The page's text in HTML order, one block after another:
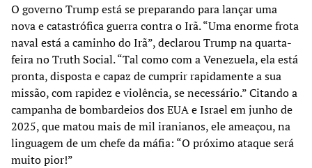
O governo Trump está se preparando para lançar uma
nova e catastrófica guerra contra o Irã. “Uma enorme frota
naval está a caminho do Irã”, declarou Trump na quarta-
feira no Truth Social. “Tal como com a Venezuela, ela está
pronta, disposta e capaz de cumprir rapidamente a sua
missão, com rapidez e violência, se necessário.” Citando a
campanha de bombardeios dos EUA e Israel em junho de
2025, que matou mais de mil iranianos, ele ameaçou, na
linguagem de um chefe da máfia: “O próximo ataque será
muito pior!”